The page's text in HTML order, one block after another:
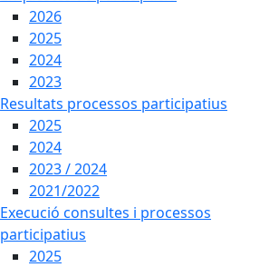
2026
2025
2024
2023
Resultats processos participatius
2025
2024
2023 / 2024
2021/2022
Execució consultes i processos
participatius
2025